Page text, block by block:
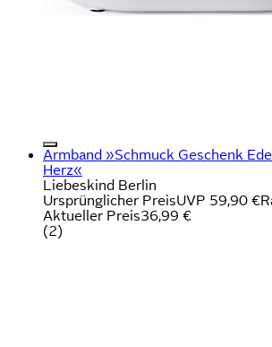
Armband »Schmuck Geschenk
Herz«
Liebeskind Berlin
Ursprünglicher PreisUVP 59,90 €
Aktueller Preis36,99 €
(2)